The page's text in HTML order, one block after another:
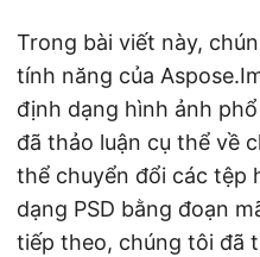
Trong bài viết này,
tính năng của
định dạng hình ảnh
đã thảo luận cụ thể về
thể chuyển đổi các tệp
dạng PSD bằng đoạn
tiếp theo, chúng tôi đã